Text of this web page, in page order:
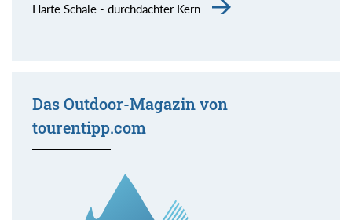
Harte Schale - durchdachter Kern
Das Outdoor-Magazin von
tourentipp.com